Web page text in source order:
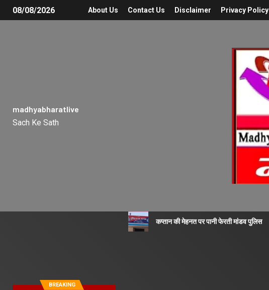
08/08/2026 About Us Contact Us Disclaimer Privacy Policy
madhyabharatlive
Sach Ke Sath
BREAKING
कप्तान की मेहनत पर पानी फेरती मांडव पुलिस